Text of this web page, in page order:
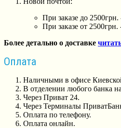
При заказе до 2500грн.
При заказе от
Более детально о доставке
Оплата
Наличными в офисе
В отделении любого банка
Через Приват 24.
Через Терминалы
Оплата по телефону.
Оплата онлайн.